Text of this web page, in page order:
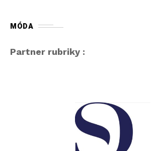
MÓDA
Partner rubriky :